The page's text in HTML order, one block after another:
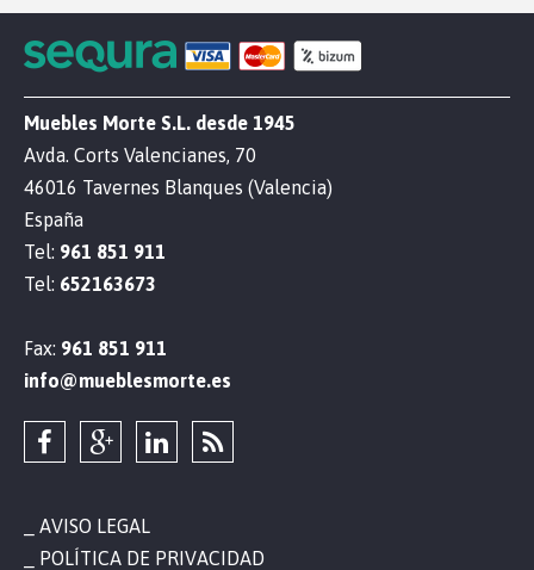
Muebles Morte S.L. desde 1945
Avda. Corts Valencianes, 70
46016 Tavernes Blanques (Valencia)
España
Tel: 961 851 911
Tel: 652163673
Fax: 961 851 911
info@mueblesmorte.es
AVISO LEGAL
POLÍTICA DE PRIVACIDAD